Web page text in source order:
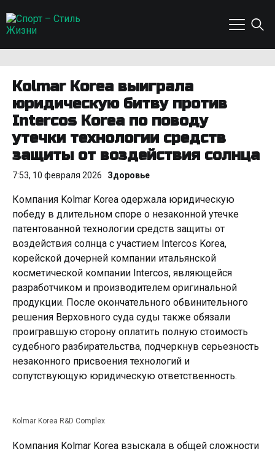
Kolmar Korea выиграла
юридическую битву против
Intercos Korea по поводу
утечки технологии средств
защиты от воздействия солнца
7:53, 10 февраля 2026 Здоровье
Компания Kolmar Korea одержала юридическую
победу в длительном споре о незаконной утечке
патентованной технологии средств защиты от
воздействия солнца с участием Intercos Korea,
корейской дочерней компании итальянской
косметической компании Intercos, являющейся
разработчиком и производителем оригинальной
продукции. После окончательного обвинительного
решения Верховного суда суды также обязали
проигравшую сторону оплатить полную стоимость
судебного разбирательства, подчеркнув серьезность
незаконного присвоения технологий и
сопутствующую юридическую ответственность.
Kolmar Korea R&D Complex
Компания Kolmar Korea взыскала в общей сложности